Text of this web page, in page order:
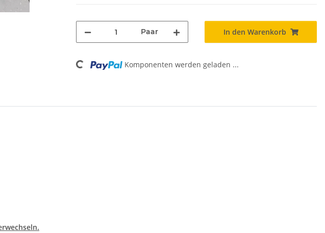
Paar In den Warenkorb
Loading... Komponenten werden geladen ...